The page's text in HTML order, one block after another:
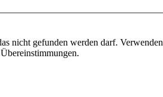
nicht gefunden werden darf.